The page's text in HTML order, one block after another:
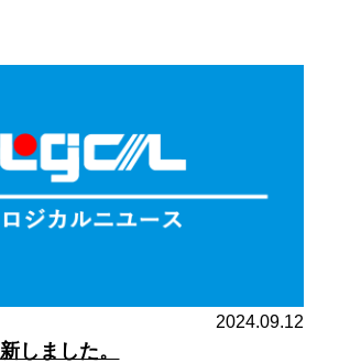
2024.09.12
しました。